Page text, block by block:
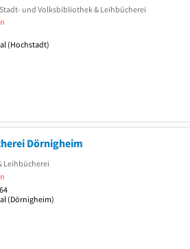
und Volksbibliothek & Leihbücherei
(Hochstadt)
Dörnigheim
Leihbücherei
(Dörnigheim)